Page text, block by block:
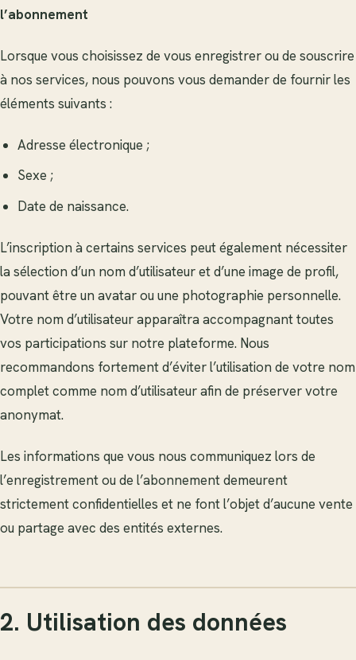
l’abonnement
Lorsque vous choisissez de vous enregistrer ou de souscrire
à nos services, nous pouvons vous demander de fournir les
éléments suivants :
Adresse électronique ;
Sexe ;
Date de naissance.
L’inscription à certains services peut également nécessiter
la sélection d’un nom d’utilisateur et d’une image de profil,
pouvant être un avatar ou une photographie personnelle.
Votre nom d’utilisateur apparaîtra accompagnant toutes
vos participations sur notre plateforme. Nous
recommandons fortement d’éviter l’utilisation de votre nom
complet comme nom d’utilisateur afin de préserver votre
anonymat.
Les informations que vous nous communiquez lors de
l’enregistrement ou de l’abonnement demeurent
strictement confidentielles et ne font l’objet d’aucune vente
ou partage avec des entités externes.
2. Utilisation des données